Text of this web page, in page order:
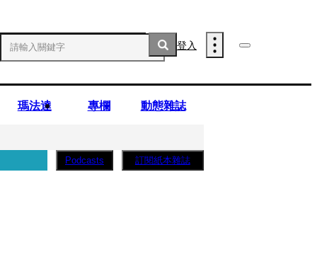
登入
瑪法達 專欄 動態雜誌
Podcasts 訂閱紙本雜誌